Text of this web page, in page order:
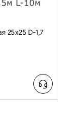
25х25 D-1,7